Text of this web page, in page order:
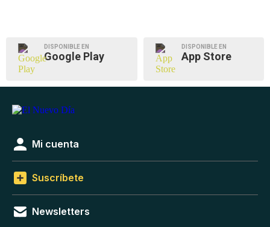
DISPONIBLE EN
Google Play
DISPONIBLE EN
App Store
Mi cuenta
Suscríbete
Newsletters